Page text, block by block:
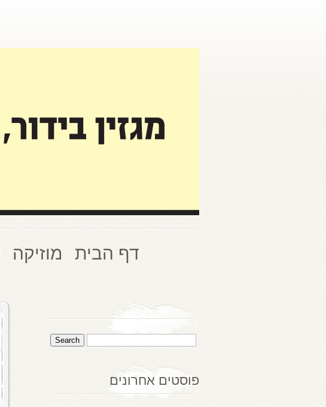
דף הבית מוזיקה
פוסטים אחרונים